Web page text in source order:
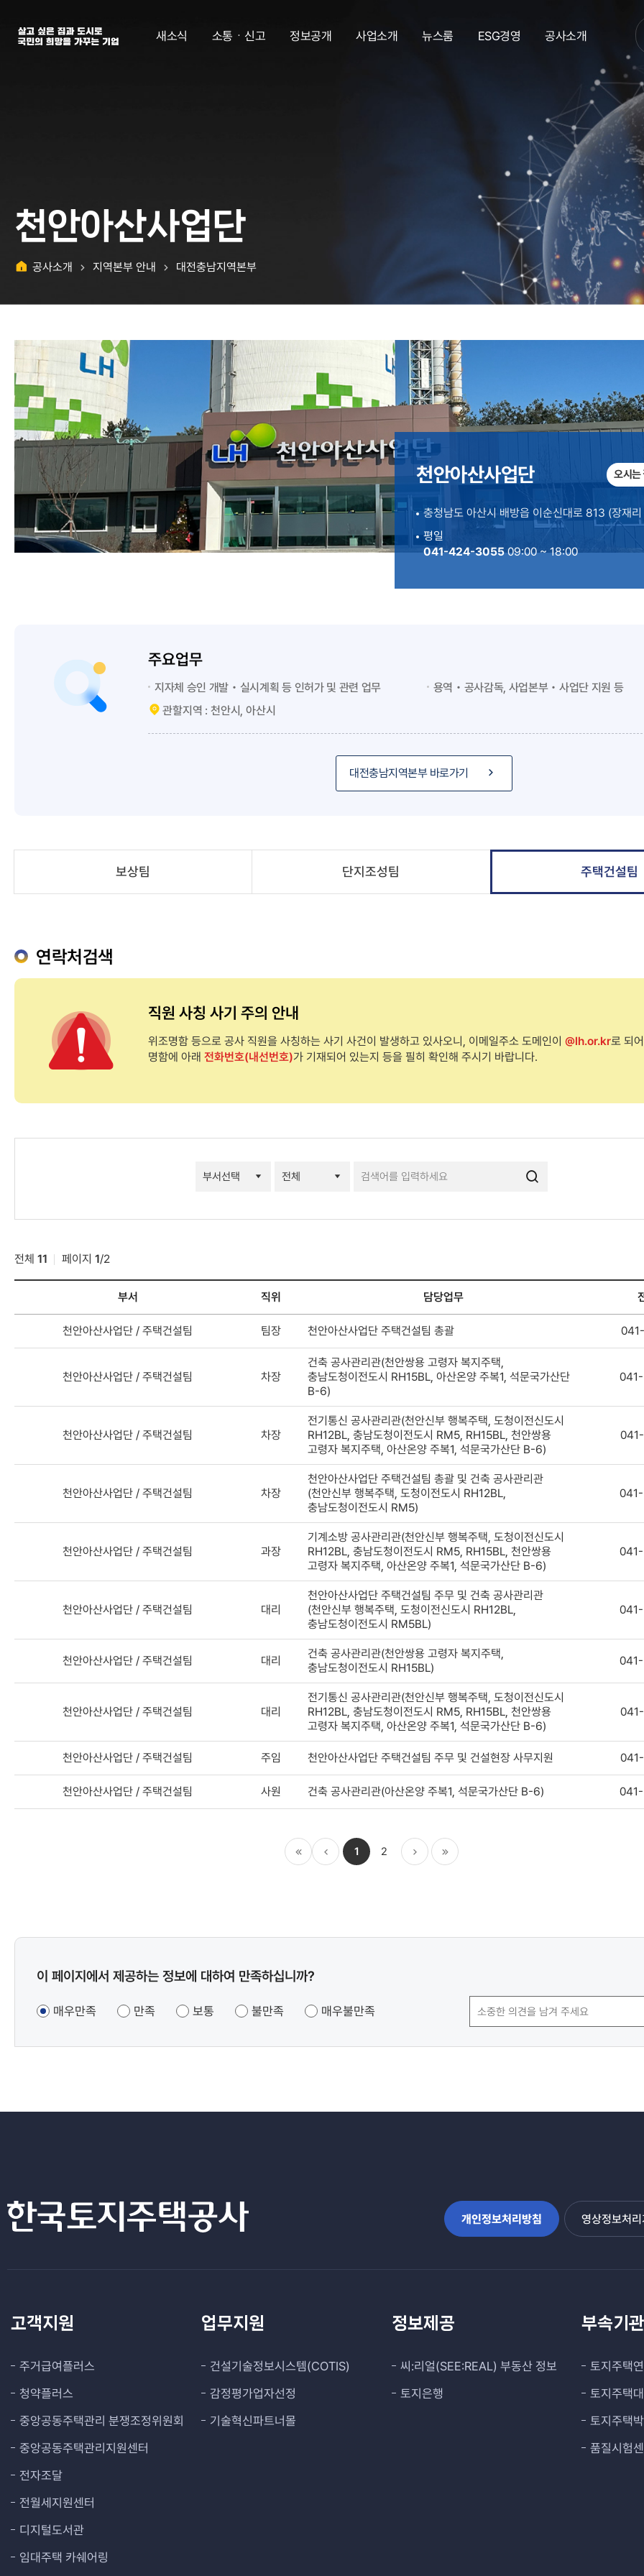
살고 싶은 집과 도시로 국민의 희망을 가꾸는 기업 | 한국토지주택공사새소식 소통ㆍ신고 정보공개 사업소개 뉴스룸 ESG경영 공사소개
천안아산사업단
공사소개 지역본부 안내 대전충남지역본부
천안아산사업단 오시는
충청남도 아산시 배방읍 이순신대로 813 (장재
평일
041-424-3055 09:00 ~ 18:00
주요업무
지자체 승인 개발‧실시계획 등 인허가 및 관련 업무
용역‧공사감독, 사업본부‧사업단 지원 등
관할지역 : 천안시, 아산시
대전충남지역본부 바로가기
보상팀 단지조성팀 주택건설팀
연락처검색
직원 사칭 사기 주의 안내
위조명함 등으로 공사 직원을 사칭하는 사기 사건이 발생하고 있사오니, 이메일주소 도메인이 @lh.or.kr로 되
명함에 아래 전화번호(내선번호)가 기재되어 있는지 등을 필히 확인해 주시기 바랍니다.
결과
전체 11 페이지 1/2
-
부서 직위 담당업무
천안아산사업단 / 주택건설팀 팀장 천안아산사업단 주택건설팀 총괄
천안아산사업단 / 주택건설팀 차장
건축 공사관리관(천안쌍용 고령자 복지주택,
충남도청이전도시 RH15BL, 아산온양 주복1, 석문국가산단
B-6)
천안아산사업단 / 주택건설팀 차장
전기통신 공사관리관(천안신부 행복주택, 도청이전신도시
RH12BL, 충남도청이전도시 RM5, RH15BL, 천안쌍용
고령자 복지주택, 아산온양 주복1, 석문국가산단 B-6)
천안아산사업단 / 주택건설팀 차장
천안아산사업단 주택건설팀 총괄 및 건축 공사관리관
(천안신부 행복주택, 도청이전도시 RH12BL,
충남도청이전도시 RM5)
천안아산사업단 / 주택건설팀 과장
기계소방 공사관리관(천안신부 행복주택, 도청이전신도시
RH12BL, 충남도청이전도시 RM5, RH15BL, 천안쌍용
고령자 복지주택, 아산온양 주복1, 석문국가산단 B-6)
천안아산사업단 / 주택건설팀 대리
천안아산사업단 주택건설팀 주무 및 건축 공사관리관
(천안신부 행복주택, 도청이전신도시 RH12BL,
충남도청이전도시 RM5BL)
천안아산사업단 / 주택건설팀 대리
건축 공사관리관(천안쌍용 고령자 복지주택,
충남도청이전도시 RH15BL)
천안아산사업단 / 주택건설팀 대리
전기통신 공사관리관(천안신부 행복주택, 도청이전신도시
RH12BL, 충남도청이전도시 RM5, RH15BL, 천안쌍용
고령자 복지주택, 아산온양 주복1, 석문국가산단 B-6)
천안아산사업단 / 주택건설팀 주임 천안아산사업단 주택건설팀 주무 및 건설현장 사무지원
천안아산사업단 / 주택건설팀 사원 건축 공사관리관(아산온양 주복1, 석문국가산단 B-6)
1 2
콘텐츠
조사
이 페이지에서 제공하는 정보에 대하여 만족하십니까?
매우만족 만족 보통 불만족 매우불만족
개인정보처리방침 영상정보처
고객지원
주거급여플러스
청약플러스
중앙공동주택관리 분쟁조정위원회
중앙공동주택관리지원센터
전자조달
전월세지원센터
디지털도서관
임대주택 카쉐어링
업무지원
건설기술정보시스템(COTIS)
감정평가업자선정
기술혁신파트너몰
정보제공
씨:리얼(SEE:REAL) 부동산 정보
토지은행
부속기
토지주택
토지주택
토지주택
품질시험